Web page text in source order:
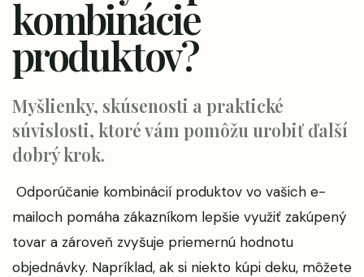
kombinácie
produktov?
Myšlienky, skúsenosti a praktické
súvislosti, ktoré vám pomôžu urobiť ďalší
dobrý krok.
Odporúčanie kombinácií produktov vo vašich e-
mailoch pomáha zákazníkom lepšie využiť zakúpený
tovar a zároveň zvyšuje priemernú hodnotu
objednávky. Napríklad, ak si niekto kúpi deku, môžete